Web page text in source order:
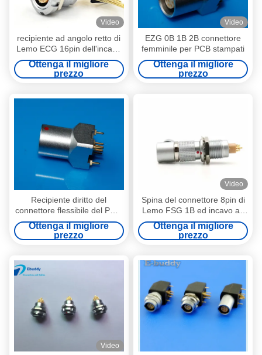
Video
recipiente ad angolo retto di
Lemo ECG 16pin dell'incavo
del PWB 16pin con due
ECG.1B.316.CLV matti
Ottenga il migliore
prezzo
Video
EZG 0B 1B 2B connettore
femminile per PCB stampati
Ottenga il migliore
prezzo
Recipiente diritto del
connettore flessibile del PWB
di Pin di EZG1B 10 per il
circuito stampato
Ottenga il migliore
prezzo
Video
Spina del connettore 8pin di
Lemo FSG 1B ed incavo ad
angolo retto rotabili
FSG.1B.308
Ottenga il migliore
prezzo
Video